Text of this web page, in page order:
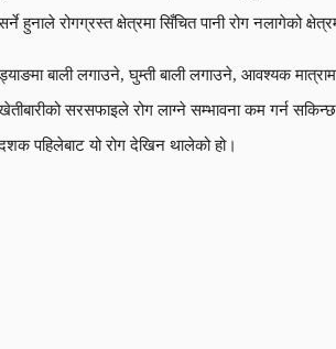
हुनाले रोगग्रस्त क्षेत्रमा सिँचित पानी रोग नलागेको
बाली लगाउने, घुम्ती बाली लगाउने, आवश्यक
सरसफाइले रोग लाग्ने सम्भावना कम गर्न
पहिलेबाट यो रोग देखिन थालेको हो।